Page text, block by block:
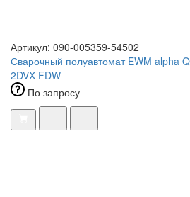
Артикул: 090-005359-54502
Сварочный полуавтомат EWM alpha
2DVX FDW
По запросу